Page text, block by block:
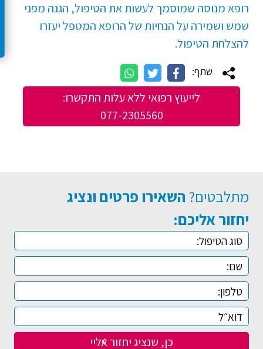
רופא מנוסה שמוסמך לעשות את הטיפול, הגנה מפני
שמש ושמירה על הנחיות של הרופא המטפל יעזרו
להצלחת הטיפול.
שתף:
לייעוץ רפואי ללא עלות התקשרו:
077-2305560
מתלבטים? השאירו פרטים ונציג
יחזור אליכם: